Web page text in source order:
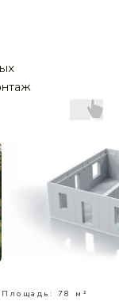
Площадь: 78 м²